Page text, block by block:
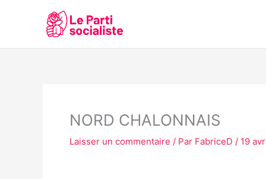
NORD CHALONNAIS
Laisser un commentaire / Par FabriceD / 19